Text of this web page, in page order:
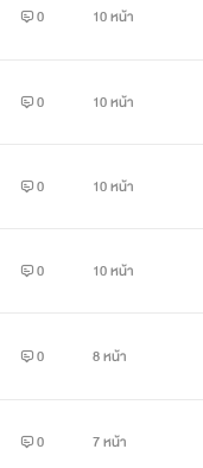
0 10 หน้า
0 10 หน้า
0 10 หน้า
0 10 หน้า
0 8 หน้า
0 7 หน้า